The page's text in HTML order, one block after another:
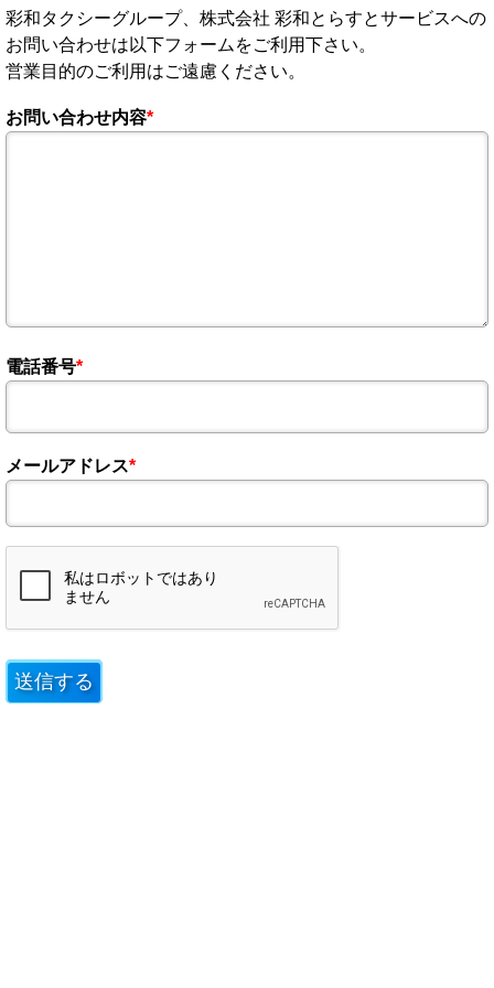
彩和タクシーグループ、株式会社 彩和とらすとサービスへの
お問い合わせは以下フォームをご利用下さい。
営業目的のご利用はご遠慮ください。
お問い合わせ内容*
電話番号*
メールアドレス*